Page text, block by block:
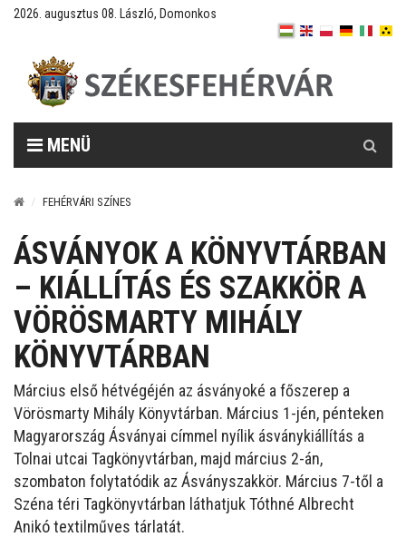
2026. augusztus 08. László, Domonkos
MENÜ
FEHÉRVÁRI SZÍNES
ÁSVÁNYOK A KÖNYVTÁRBAN
– KIÁLLÍTÁS ÉS SZAKKÖR A
VÖRÖSMARTY MIHÁLY
KÖNYVTÁRBAN
Március első hétvégéjén az ásványoké a főszerep a
Vörösmarty Mihály Könyvtárban. Március 1-jén, pénteken
Magyarország Ásványai címmel nyílik ásványkiállítás a
Tolnai utcai Tagkönyvtárban, majd március 2-án,
szombaton folytatódik az Ásványszakkör. Március 7-től a
Széna téri Tagkönyvtárban láthatjuk Tóthné Albrecht
Anikó textilműves tárlatát.